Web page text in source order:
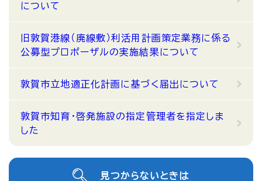
について
旧敦賀港線（廃線敷）利活用計画策定業務に係る
公募型プロポーザルの実施結果について
敦賀市立地適正化計画に基づく届出について
敦賀市知育・啓発施設の指定管理者を指定しま
した
見つからないときは